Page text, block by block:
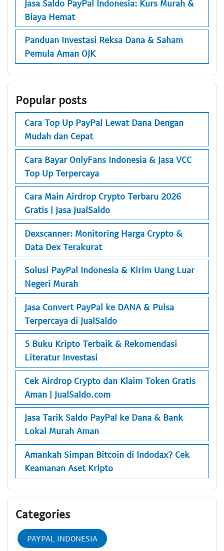
Jasa Saldo PayPal Indonesia: Kurs Murah &
Biaya Hemat
Panduan Investasi Reksa Dana & Saham
Pemula Aman OJK
Popular posts
Cara Top Up PayPal Lewat Dana Dengan
Mudah dan Cepat
Cara Bayar OnlyFans Indonesia & Jasa VCC
Top Up Terpercaya
Cara Main Airdrop Crypto Terbaru 2026
Gratis | Jasa JualSaldo
Dexscanner: Monitoring Harga Crypto &
Data Dex Terakurat
Solusi PayPal Indonesia & Kirim Uang Luar
Negeri Murah
Jasa Convert PayPal ke DANA & Pulsa
Terpercaya di JualSaldo
5 Buku Kripto Terbaik & Rekomendasi
Literatur Investasi
Cek Airdrop Crypto dan Klaim Token Gratis
Aman | JualSaldo.com
Jasa Tarik Saldo PayPal ke Dana & Bank
Lokal Murah Aman
Amankah Simpan Bitcoin di Indodax? Cek
Keamanan Aset Kripto
Categories
PAYPAL INDONESIA